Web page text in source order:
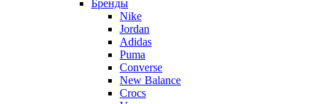
Бренды
Nike
Jordan
Adidas
Puma
Converse
New Balance
Crocs